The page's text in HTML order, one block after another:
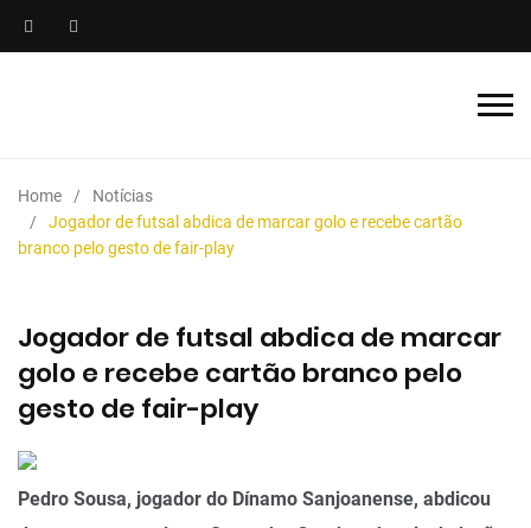
Home
Notícias
Jogador de futsal abdica de marcar golo e recebe cartão
branco pelo gesto de fair-play
Jogador de futsal abdica de marcar
golo e recebe cartão branco pelo
gesto de fair-play
Pedro Sousa, jogador do Dínamo Sanjoanense, abdicou